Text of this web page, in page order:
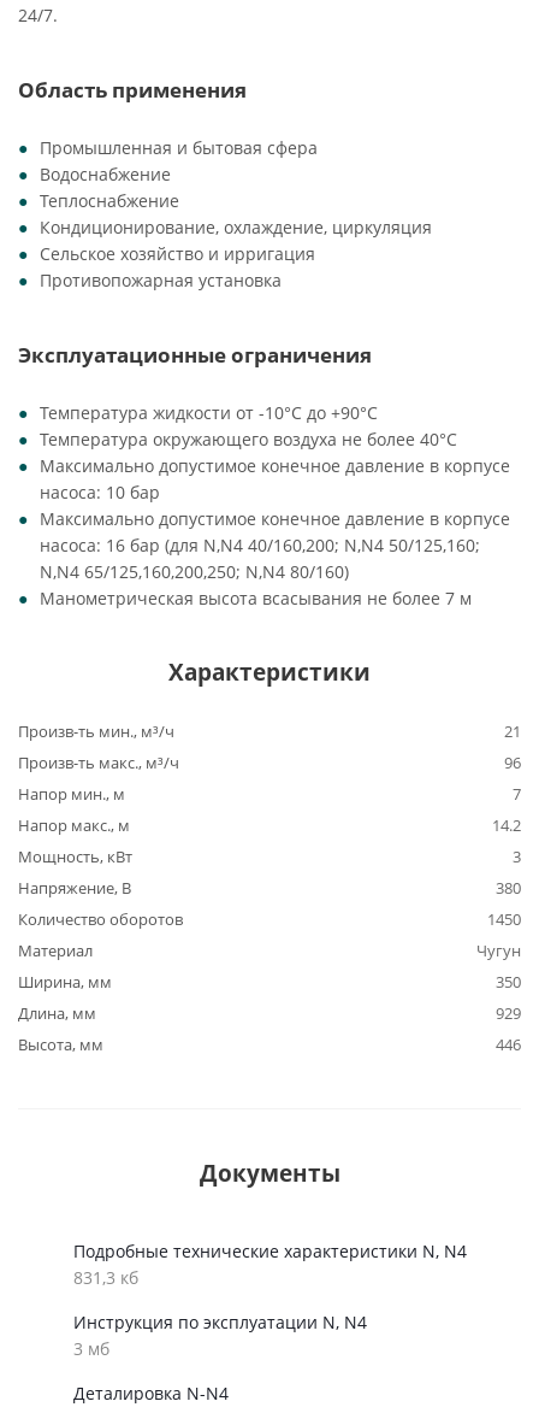
24/7.
Область применения
Промышленная и бытовая сфера
Водоснабжение
Теплоснабжение
Кондиционирование, охлаждение, циркуляция
Сельское хозяйство и ирригация
Противопожарная установка
Эксплуатационные ограничения
Температура жидкости от -10°C до +90°C
Температура окружающего воздуха не более 40°C
Максимально допустимое конечное давление в корпусе
насоса: 10 бар
Максимально допустимое конечное давление в корпусе
насоса: 16 бар (для N,N4 40/160,200; N,N4 50/125,160;
N,N4 65/125,160,200,250; N,N4 80/160)
Манометрическая высота всасывания не более 7 м
Характеристики
Произв-ть мин., м³/ч
21
Произв-ть макс., м³/ч
96
Напор мин., м
7
Напор макс., м
14.2
Мощность, кВт
3
Напряжение, В
380
Количество оборотов
1450
Материал
Чугун
Ширина, мм
350
Длина, мм
929
Высота, мм
446
Документы
Подробные технические характеристики N, N4
831,3 кб
Инструкция по эксплуатации N, N4
3 мб
Деталировка N-N4